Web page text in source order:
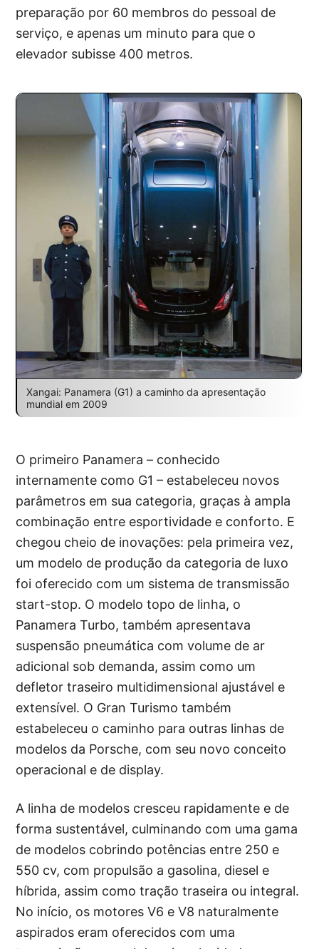
preparação por 60 membros do pessoal de
serviço, e apenas um minuto para que o
elevador subisse 400 metros.
Xangai: Panamera (G1) a caminho da apresentação
mundial em 2009
O primeiro Panamera – conhecido
internamente como G1 – estabeleceu novos
parâmetros em sua categoria, graças à ampla
combinação entre esportividade e conforto. E
chegou cheio de inovações: pela primeira vez,
um modelo de produção da categoria de luxo
foi oferecido com um sistema de transmissão
start-stop. O modelo topo de linha, o
Panamera Turbo, também apresentava
suspensão pneumática com volume de ar
adicional sob demanda, assim como um
defletor traseiro multidimensional ajustável e
extensível. O Gran Turismo também
estabeleceu o caminho para outras linhas de
modelos da Porsche, com seu novo conceito
operacional e de display.
A linha de modelos cresceu rapidamente e de
forma sustentável, culminando com uma gama
de modelos cobrindo potências entre 250 e
550 cv, com propulsão a gasolina, diesel e
híbrida, assim como tração traseira ou integral.
No início, os motores V6 e V8 naturalmente
aspirados eram oferecidos com uma